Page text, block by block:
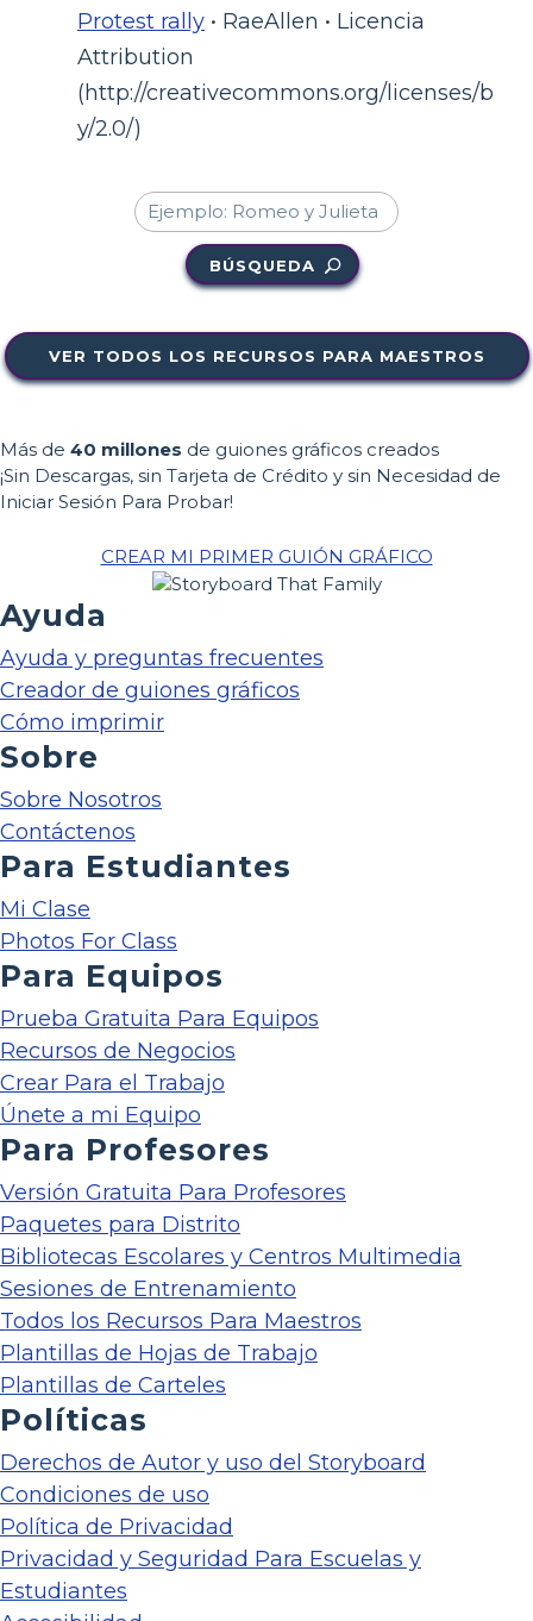
Protest rally • RaeAllen • Licencia
Attribution
(http://creativecommons.org/licenses/b
y/2.0/)
BÚSQUEDA
VER TODOS LOS RECURSOS PARA MAESTROS
Más de 40 millones de guiones gráficos creados
¡Sin Descargas, sin Tarjeta de Crédito y sin Necesidad de
Iniciar Sesión Para Probar!
CREAR MI PRIMER GUIÓN GRÁFICO
Ayuda
Ayuda y preguntas frecuentes
Creador de guiones gráficos
Cómo imprimir
Sobre
Sobre Nosotros
Contáctenos
Para Estudiantes
Mi Clase
Photos For Class
Para Equipos
Prueba Gratuita Para Equipos
Recursos de Negocios
Crear Para el Trabajo
Únete a mi Equipo
Para Profesores
Versión Gratuita Para Profesores
Paquetes para Distrito
Bibliotecas Escolares y Centros Multimedia
Sesiones de Entrenamiento
Todos los Recursos Para Maestros
Plantillas de Hojas de Trabajo
Plantillas de Carteles
Políticas
Derechos de Autor y uso del Storyboard
Condiciones de uso
Política de Privacidad
Privacidad y Seguridad Para Escuelas y
Estudiantes